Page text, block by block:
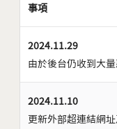
事項
2024.11.29
由於後台仍收到大
2024.11.10
更新外部超連結網址